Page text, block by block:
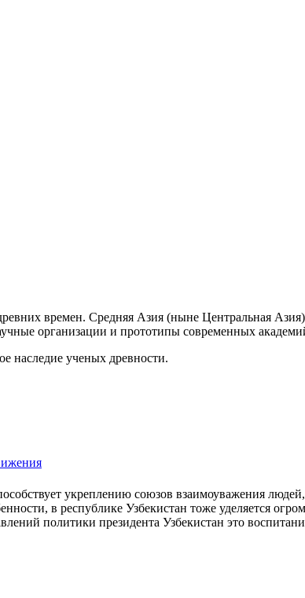
времен. Средняя Азия (ныне Центральная
организации и прототипы современных
наследие ученых древности.
укреплению союзов взаимоуважения
в республике Узбекистан тоже уделяется
политики президента Узбекистан это